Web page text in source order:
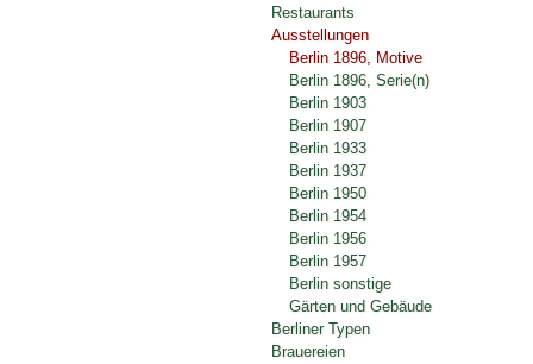
Restaurants
Ausstellungen
Berlin 1896, Motive
Berlin 1896, Serie(n)
Berlin 1903
Berlin 1907
Berlin 1933
Berlin 1937
Berlin 1950
Berlin 1954
Berlin 1956
Berlin 1957
Berlin sonstige
Gärten und Gebäude
Berliner Typen
Brauereien